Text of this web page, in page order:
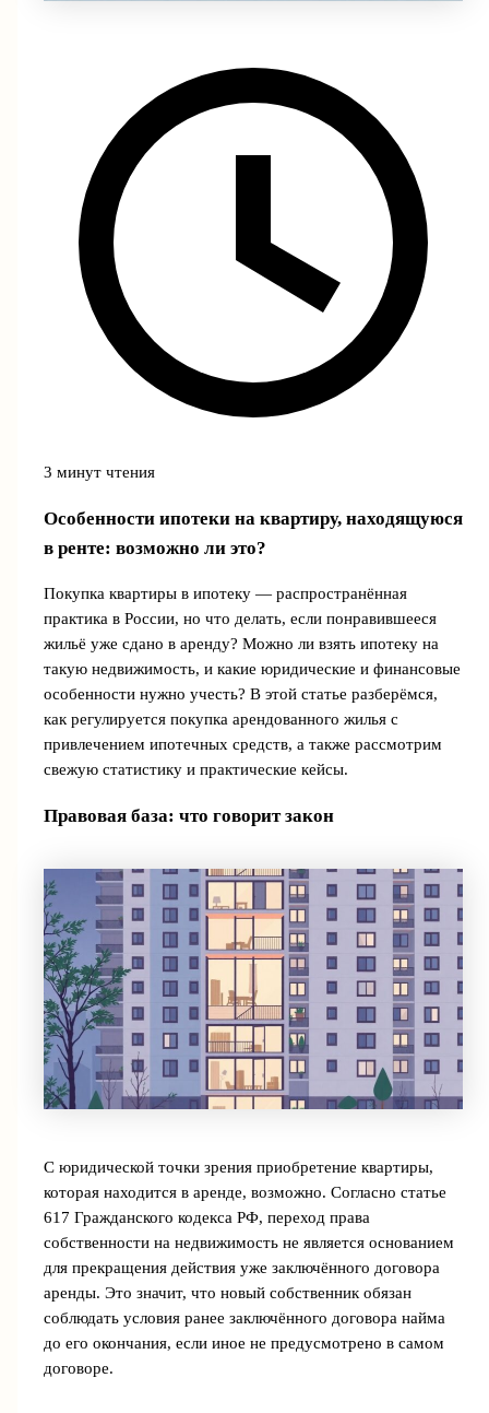
3 минут чтения
Особенности ипотеки на квартиру, находящуюся
в ренте: возможно ли это?
Покупка квартиры в ипотеку — распространённая
практика в России, но что делать, если понравившееся
жильё уже сдано в аренду? Можно ли взять ипотеку на
такую недвижимость, и какие юридические и финансовые
особенности нужно учесть? В этой статье разберёмся,
как регулируется покупка арендованного жилья с
привлечением ипотечных средств, а также рассмотрим
свежую статистику и практические кейсы.
Правовая база: что говорит закон
С юридической точки зрения приобретение квартиры,
которая находится в аренде, возможно. Согласно статье
617 Гражданского кодекса РФ, переход права
собственности на недвижимость не является основанием
для прекращения действия уже заключённого договора
аренды. Это значит, что новый собственник обязан
соблюдать условия ранее заключённого договора найма
до его окончания, если иное не предусмотрено в самом
договоре.